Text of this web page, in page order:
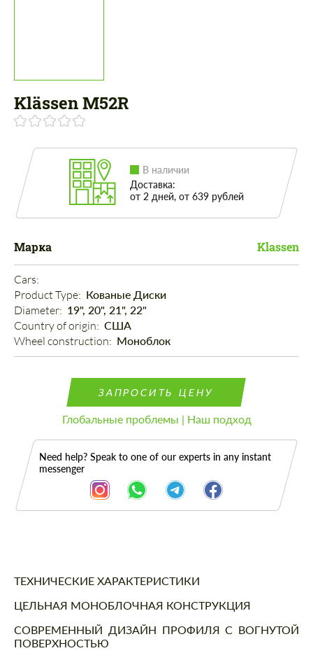
Klässen M52R
В наличии
Доставка:
от 2 дней, от 639 рублей
Марка Klassen
Cars:
Product Type: Кованые Диски
Diameter: 19", 20", 21", 22"
Country of origin: США
Wheel construction: Моноблок
ЗАПРОСИТЬ ЦЕНУ
Глобальные проблемы | Наш подход
Need help? Speak to one of our experts in any instant
messenger
Описание
ТЕХНИЧЕСКИЕ ХАРАКТЕРИСТИКИ
ЦЕЛЬНАЯ МОНОБЛОЧНАЯ КОНСТРУКЦИЯ
СОВРЕМЕННЫЙ ДИЗАЙН ПРОФИЛЯ С ВОГНУТОЙ
ПОВЕРХНОСТЬЮ